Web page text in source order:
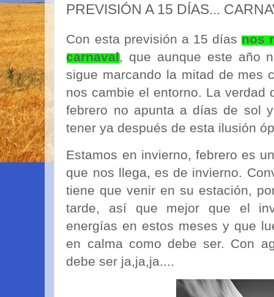
PREVISIÓN A 15 DÍAS...
Con esta previsión a 15 días nos
carnaval, que aunque este año
sigue marcando la mitad de mes
nos cambie el entorno. La verdad
febrero no apunta a días de sol
tener ya después de esta ilusión
Estamos en invierno, febrero es
que nos llega, es de invierno.
tiene que venir en su estación,
tarde, así que mejor que el
energías en estos meses y que
en calma como debe ser. Con
debe ser ja,ja,ja....